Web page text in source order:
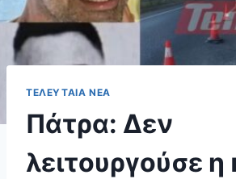
ΤΕΛΕΥΤΑΊΑ ΝΈΑ
Πάτρα: Δεν
λειτουργούσε